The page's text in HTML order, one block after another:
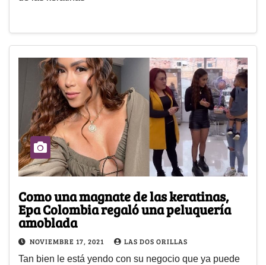
Como una magnate de las keratinas,
Epa Colombia regaló una peluquería
amoblada
NOVIEMBRE 17, 2021 LAS DOS ORILLAS
Tan bien le está yendo con su negocio que ya puede